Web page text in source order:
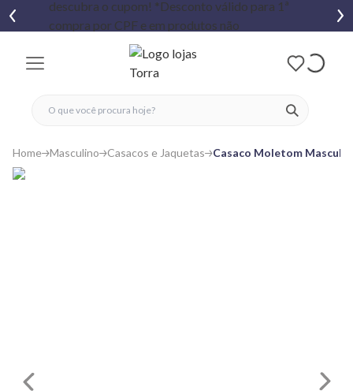
ver
fechar menu
fechar menu
favoritos
Home Masculino Casacos e Jaquetas Casaco Moletom